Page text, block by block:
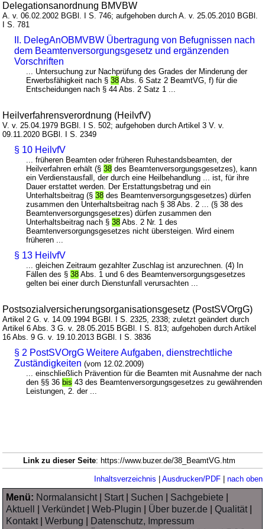
Delegationsanordnung BMVBW
A. v. 06.02.2002 BGBl. I S. 746; aufgehoben durch A. v. 25.05.2010 BGBl.
I S. 781
II. DelegAnOBMVBW Übertragung von Befugnissen nach
dem Beamtenversorgungsgesetz und ergänzenden
Vorschriften
... Untersuchung zur Nachprüfung des Grades der Minderung der
Erwerbsfähigkeit nach §38 Abs. 6 Satz 2 BeamtVG, f) für die
Entscheidungen nach § 44 Abs. 2 Satz 1 ...
Heilverfahrensverordnung (HeilvfV)
V. v. 25.04.1979 BGBl. I S. 502; aufgehoben durch Artikel 3 V. v.
09.11.2020 BGBl. I S. 2349
§ 10 HeilvfV
... früheren Beamten oder früheren Ruhestandsbeamten, der
Heilverfahren erhält (§38 des Beamtenversorgungsgesetzes), kann
ein Verdienstausfall, der durch eine Heilbehandlung ... ist, für ihre
Dauer erstattet werden. Der Erstattungsbetrag und ein
Unterhaltsbeitrag (§38 des Beamtenversorgungsgesetzes) dürfen
zusammen den Unterhaltsbeitrag nach § 38 Abs. 2 ... (§ 38 des
Beamtenversorgungsgesetzes) dürfen zusammen den
Unterhaltsbeitrag nach §38 Abs. 2 Nr. 1 des
Beamtenversorgungsgesetzes nicht übersteigen. Wird einem
früheren ...
§ 13 HeilvfV
... gleichen Zeitraum gezahlter Zuschlag ist anzurechnen. (4) In
Fällen des §38 Abs. 1 und 6 des Beamtenversorgungsgesetzes
gelten bei einer durch Dienstunfall verursachten ...
Postsozialversicherungsorganisationsgesetz (PostSVOrgG)
Artikel 2 G. v. 14.09.1994 BGBl. I S. 2325, 2338; zuletzt geändert durch
Artikel 6 Abs. 3 G. v. 28.05.2015 BGBl. I S. 813; aufgehoben durch Artikel
16 Abs. 9 G. v. 19.10.2013 BGBl. I S. 3836
§ 2 PostSVOrgG Weitere Aufgaben, dienstrechtliche
Zuständigkeiten (vom 12.02.2009)
... einschließlich Prävention für die Beamten mit Ausnahme der nach
den §§ 36 bis 43 des Beamtenversorgungsgesetzes zu gewährenden
Leistungen, 2. der ...
Link zu dieser Seite: https://www.buzer.de/38_BeamtVG.htm
Inhaltsverzeichnis Ausdrucken/PDF| nach oben
Menü: Normalansicht| Start| Suchen Sachgebiete
Aktuell
|Verkündet|Web-Plugin Über buzer.de |Qualität|
Kontakt|Werbung
Datenschutz, Impressum